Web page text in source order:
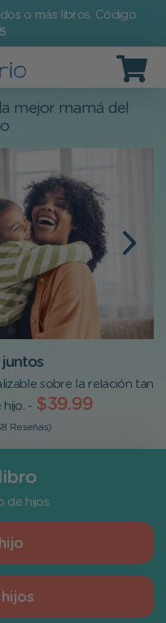
o más libros. Código
mejor mamá del
sobre la relación tan
- $39.99
Reseñas)
de hijos
hijos